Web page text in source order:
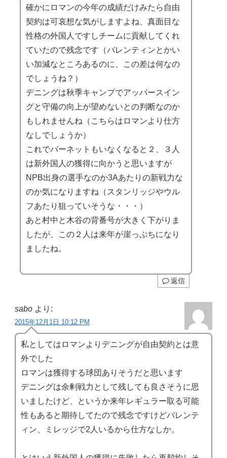
確かにロマンの今年の成績だけみたら自由
契約は可哀想な気がしますよね、真面目な
性格の外国人ですしチームに貢献してくれ
ていたので残念です（バレンティンとかい
い加減なところあるのに、この差は何なの
でしょうね？）
デニングは秋季キャンプでアッパースイン
グと守備の向上が望めないとの判断なのか
もしれませんね（こちらはロマンより仕方
なしでしょうか）
これでバーネットもいなくなると２、３人
は新外国人の獲得に向かうと思いますが
NPB出身の選手なのか3Aあたりの新戦力な
のか気になりますね（スタンリッジやウル
フあたり狙っていそうな・・・）
あと村中と木谷の背番号が大きく下がりま
したが、この２人は来年が崖っぷちになり
ましたね。
返信
sabo より:
2015年12月1日 10:12 PM
私としてはロマンよりデニングが自由契約とは意
外でした
ロマンは獲得する球団ありそうだと思います
デニングは余剰戦力として残しても良さそうに思
いましたけど、というか来年レギュラー取る可能
性もあると期待してたので残念ですけどバレンテ
ィン、ミレッジで2人いるから仕方なしか。